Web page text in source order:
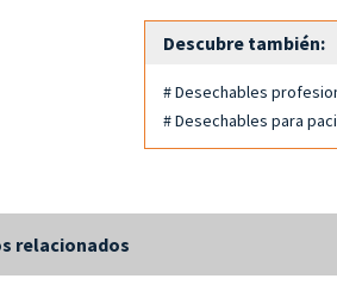
Descubre también:
# Desechables
# Desechables para
relacionados